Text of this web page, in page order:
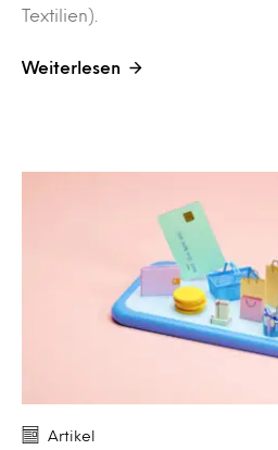
Textilien).
Weiterlesen
Artikel